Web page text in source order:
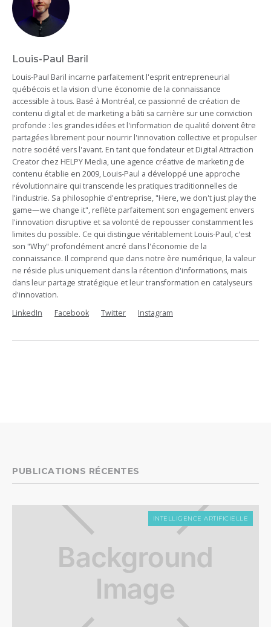
Louis-Paul Baril
Louis-Paul Baril incarne parfaitement l'esprit entrepreneurial
québécois et la vision d'une économie de la connaissance
accessible à tous. Basé à Montréal, ce passionné de création de
contenu digital et de marketing a bâti sa carrière sur une conviction
profonde : les grandes idées et l'information de qualité doivent être
partagées librement pour nourrir l'innovation collective et propulser
notre société vers l'avant. En tant que fondateur et Digital Attraction
Creator chez HELPY Media, une agence créative de marketing de
contenu établie en 2009, Louis-Paul a développé une approche
révolutionnaire qui transcende les pratiques traditionnelles de
l'industrie. Sa philosophie d'entreprise, "Here, we don't just play the
game—we change it", reflète parfaitement son engagement envers
l'innovation disruptive et sa volonté de repousser constamment les
limites du possible. Ce qui distingue véritablement Louis-Paul, c'est
son "Why" profondément ancré dans l'économie de la
connaissance. Il comprend que dans notre ère numérique, la valeur
ne réside plus uniquement dans la rétention d'informations, mais
dans leur partage stratégique et leur transformation en catalyseurs
d'innovation.
LinkedIn
Facebook Twitter Instagram
PUBLICATIONS RÉCENTES
INTELLIGENCE ARTIFICIELLE